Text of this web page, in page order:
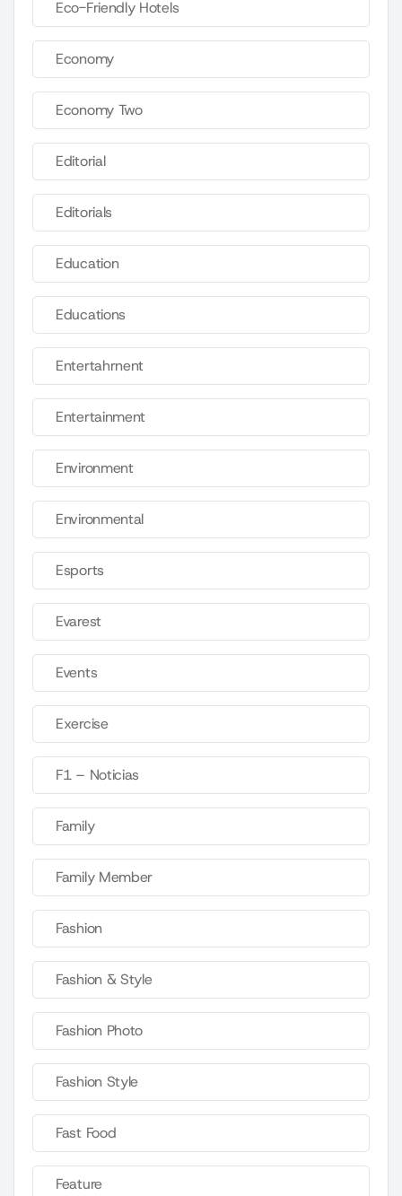
Eco-Friendly Hotels
Economy
Economy Two
Editorial
Editorials
Education
Educations
Entertahrnent
Entertainment
Environment
Environmental
Esports
Evarest
Events
Exercise
F1 – Noticias
Family
Family Member
Fashion
Fashion & Style
Fashion Photo
Fashion Style
Fast Food
Feature